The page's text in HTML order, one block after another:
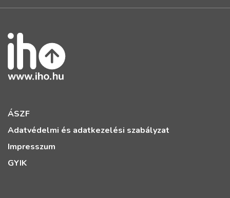
ÁSZF
Adatvédelmi és adatkezelési szabályzat
Impresszum
GYIK